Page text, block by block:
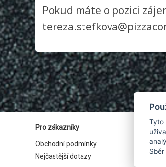
Pokud máte o pozici
Pro zákazníky
Obchodní podmínky
Nejčastější dotazy
Cookies
Tyto